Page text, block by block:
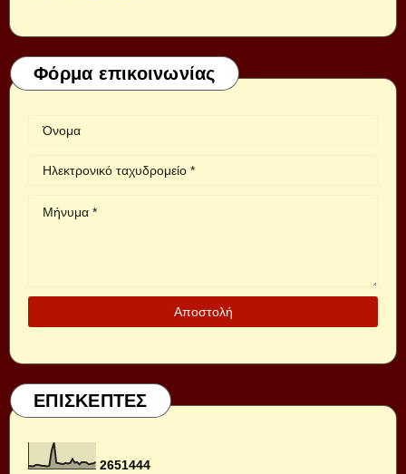
Φόρμα επικοινωνίας
ΕΠΙΣΚΕΠΤΕΣ
2651444